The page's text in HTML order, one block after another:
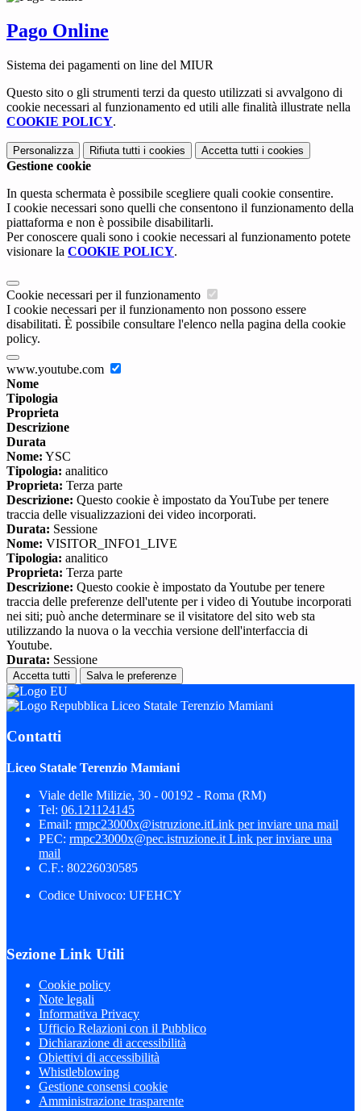
Pago Online
Sistema dei pagamenti on line del MIUR
Questo sito o gli strumenti terzi da questo utilizzati si avvalgono di
cookie necessari al funzionamento ed utili alle finalità illustrate nella
COOKIE POLICY.
Personalizza Rifiuta tutti i cookies Accetta tutti i cookies
Gestione cookie
In questa schermata è possibile scegliere quali cookie consentire.
I cookie necessari sono quelli che consentono il funzionamento della
piattaforma e non è possibile disabilitarli.
Per conoscere quali sono i cookie necessari al funzionamento potete
visionare la COOKIE POLICY.
Cookie necessari per il funzionamento
I cookie necessari per il funzionamento non possono essere
disabilitati. È possibile consultare l'elenco nella pagina della cookie
policy.
www.youtube.com
Nome
Tipologia
Proprieta
Descrizione
Durata
Nome: YSC
Tipologia: analitico
Proprieta: Terza parte
Descrizione: Questo cookie è impostato da YouTube per tenere
traccia delle visualizzazioni dei video incorporati.
Durata: Sessione
Nome: VISITOR_INFO1_LIVE
Tipologia: analitico
Proprieta: Terza parte
Descrizione: Questo cookie è impostato da Youtube per tenere
traccia delle preferenze dell'utente per i video di Youtube incorporati
nei siti; può anche determinare se il visitatore del sito web sta
utilizzando la nuova o la vecchia versione dell'interfaccia di
Youtube.
Durata: Sessione
Accetta tutti Salva le preferenze
Liceo Statale Terenzio Mamiani
Contatti
Liceo Statale Terenzio Mamiani
Viale delle Milizie, 30 - 00192 - Roma (RM)
Tel: 06.121124145
Email: rmpc23000x@istruzione.itLink per inviare una mail
PEC: rmpc23000x@pec.istruzione.it Link per inviare una
mail
C.F.: 80226030585
Codice Univoco: UFEHCY
Sezione Link Utili
Cookie policy
Note legali
Informativa Privacy
Ufficio Relazioni con il Pubblico
Dichiarazione di accessibilità
Obiettivi di accessibilità
Whistleblowing
Gestione consensi cookie
Amministrazione trasparente